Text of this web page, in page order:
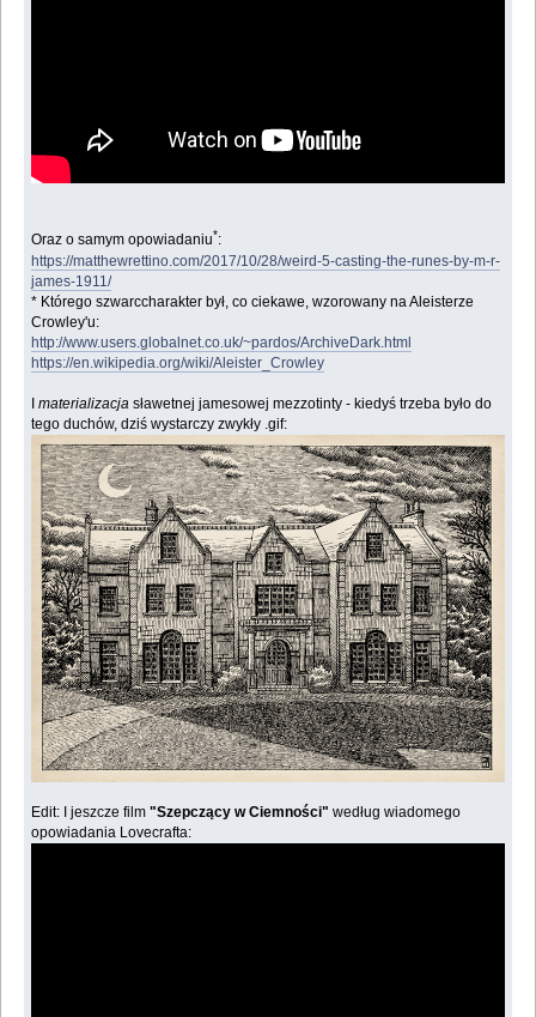
Oraz o samym opowiadaniu*:
https://matthewrettino.com/2017/10/28/weird-5-casting-the-runes-by-m-r-
james-1911/
* Którego szwarccharakter był, co ciekawe, wzorowany na Aleisterze
Crowley'u:
http://www.users.globalnet.co.uk/~pardos/ArchiveDark.html
https://en.wikipedia.org/wiki/Aleister_Crowley
Imaterializacja sławetnej jamesowej mezzotinty - kiedyś trzeba było do
tego duchów, dziś wystarczy zwykły .gif:
Edit: I jeszcze film"Szepczący w Ciemności" według wiadomego
opowiadania Lovecrafta: